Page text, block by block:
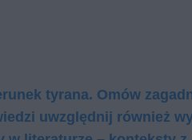
tyrana. Omów
uwzględnij również